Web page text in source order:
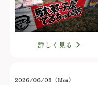
詳しく見る
2026/06/08（Mon）